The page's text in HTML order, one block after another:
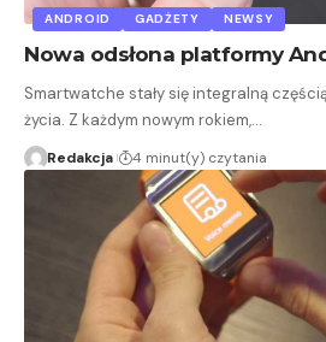
ANDROID GADŻETY NEWSY
Nowa odsłona platformy
Smartwatche stały się integralną
życia. Z każdym nowym rokiem,…
Redakcja 4 minut(y) czytania